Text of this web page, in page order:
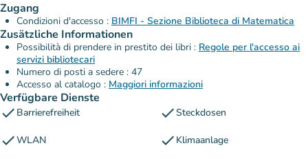
Zugang
Condizioni d'accesso : BIMFI - Sezione Biblioteca di Matematica
Zusätzliche Informationen
Possibilità di prendere in prestito dei libri : Regole per l'accesso ai
servizi bibliotecari
Numero di posti a sedere : 47
Accesso al catalogo : Maggiori informazioni
Verfügbare Dienste
check Barrierefreiheit checkSteckdosen
checkWLAN check Klimaanlage